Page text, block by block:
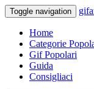
Toggle navigation
Home
Categorie
Gif Popolari
Guida
Consigliaci